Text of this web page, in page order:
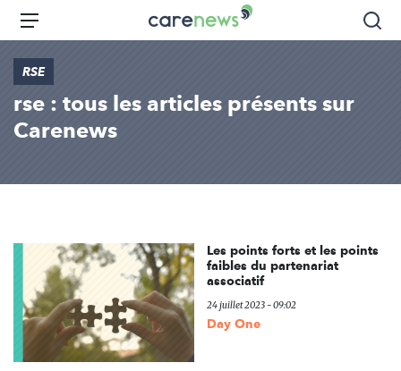
Aller
principal
Carenews,
Le
acteurs
Menu
RSE
rse : tous les articles présents sur
Carenews
Les points forts et les points
faibles du partenariat
associatif
24 juillet 2023 - 09:02
Day One